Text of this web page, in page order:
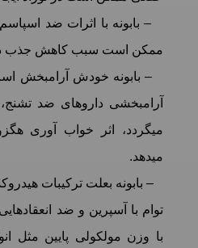
– بابونه با اثرات ضد
ممکن است سبب کاهش جذب
– بابونه خودش آرامبخش
آرامبخشی داروهای ضد تشنج،
میگردد، اثر خواب آوری
میدهد.
– بابونه بعلت ترکیبات
توام با آسپرین و ضد
با وزن مولکولی پایین مثل